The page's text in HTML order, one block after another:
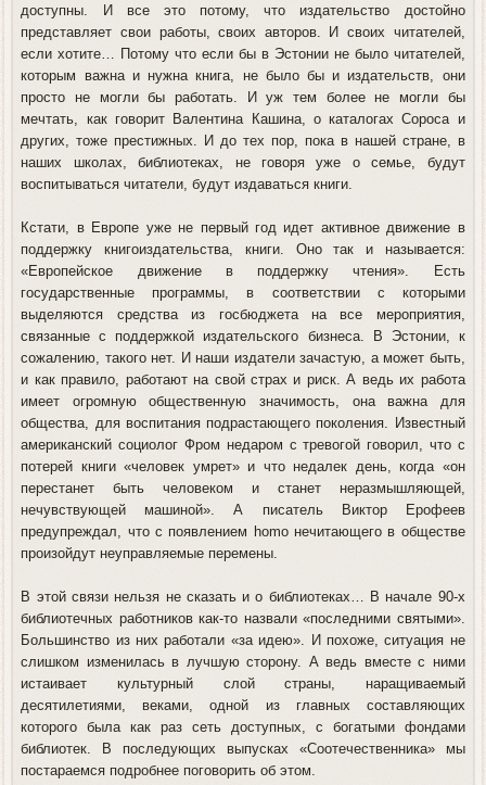
доступны. И все это потому, что издательство достойно
представляет свои работы, своих авторов. И своих читателей,
если хотите… Потому что если бы в Эстонии не было читателей,
которым важна и нужна книга, не было бы и издательств, они
просто не могли бы работать. И уж тем более не могли бы
мечтать, как говорит Валентина Кашина, о каталогах Сороса и
других, тоже престижных. И до тех пор, пока в нашей стране, в
наших школах, библиотеках, не говоря уже о семье, будут
воспитываться читатели, будут издаваться книги.
Кстати, в Европе уже не первый год идет активное движение в
поддержку книгоиздательства, книги. Оно так и называется:
«Европейское движение в поддержку чтения». Есть
государственные программы, в соответствии с которыми
выделяются средства из госбюджета на все мероприятия,
связанные с поддержкой издательского бизнеса. В Эстонии, к
сожалению, такого нет. И наши издатели зачастую, а может быть,
и как правило, работают на свой страх и риск. А ведь их работа
имеет огромную общественную значимость, она важна для
общества, для воспитания подрастающего поколения. Известный
американский социолог Фром недаром с тревогой говорил, что с
потерей книги «человек умрет» и что недалек день, когда «он
перестанет быть человеком и станет неразмышляющей,
нечувствующей машиной». А писатель Виктор Ерофеев
предупреждал, что с появлением homo нечитающего в обществе
произойдут неуправляемые перемены.
В этой связи нельзя не сказать и о библиотеках… В начале 90-х
библиотечных работников как-то назвали «последними святыми».
Большинство из них работали «за идею». И похоже, ситуация не
слишком изменилась в лучшую сторону. А ведь вместе с ними
истаивает культурный слой страны, наращиваемый
десятилетиями, веками, одной из главных составляющих
которого была как раз сеть доступных, с богатыми фондами
библиотек. В последующих выпусках «Соотечественника» мы
постараемся подробнее поговорить об этом.